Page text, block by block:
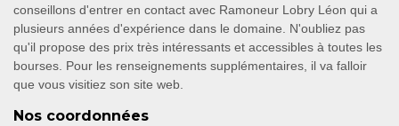
conseillons d'entrer en contact avec Ramoneur Lobry Léon qui a
plusieurs années d'expérience dans le domaine. N'oubliez pas
qu'il propose des prix très intéressants et accessibles à toutes les
bourses. Pour les renseignements supplémentaires, il va falloir
que vous visitiez son site web.
Nos coordonnées